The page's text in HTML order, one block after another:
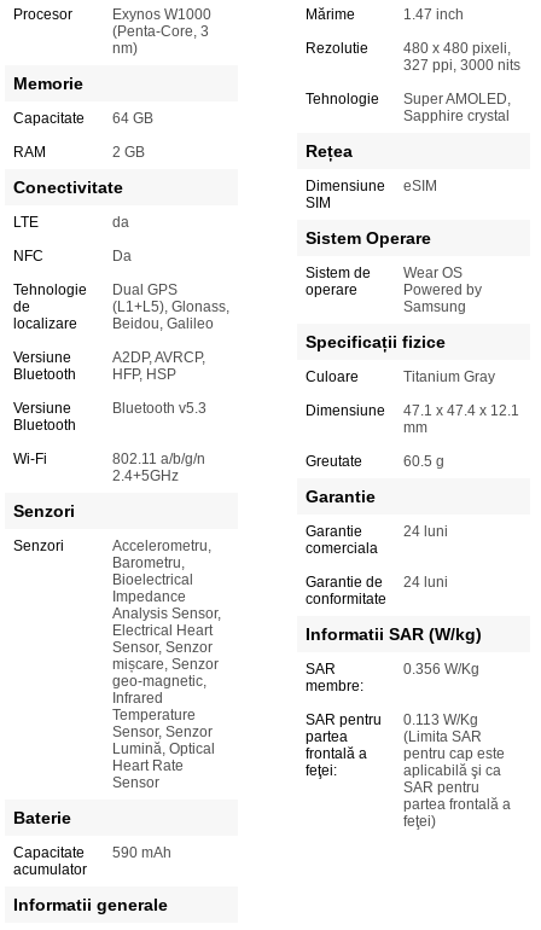
Procesor
Exynos W1000
(Penta-Core, 3
nm)
Memorie
Capacitate
64 GB
RAM
2 GB
Conectivitate
LTE
da
NFC
Da
Tehnologie
de
localizare
Dual GPS
(L1+L5), Glonass,
Beidou, Galileo
Versiune
Bluetooth
A2DP, AVRCP,
HFP, HSP
Versiune
Bluetooth
Bluetooth v5.3
Wi-Fi
802.11 a/b/g/n
2.4+5GHz
Senzori
Senzori
Accelerometru,
Barometru,
Bioelectrical
Impedance
Analysis Sensor,
Electrical Heart
Sensor, Senzor
mișcare, Senzor
geo-magnetic,
Infrared
Temperature
Sensor, Senzor
Lumină, Optical
Heart Rate
Sensor
Baterie
Capacitate
acumulator
590 mAh
Informatii generale
Mărime
1.47 inch
Rezolutie
480 x 480 pixeli,
327 ppi, 3000 nits
Tehnologie
Super AMOLED,
Sapphire crystal
Rețea
Dimensiune
SIM
eSIM
Sistem Operare
Sistem de
operare
Wear OS
Powered by
Samsung
Specificații fizice
Culoare
Titanium Gray
Dimensiune
47.1 x 47.4 x 12.1
mm
Greutate
60.5 g
Garantie
Garantie
comerciala
24 luni
Garantie de
conformitate
24 luni
Informatii SAR (W/kg)
SAR
membre:
0.356 W/Kg
SAR pentru
partea
frontală a
feţei:
0.113 W/Kg
(Limita SAR
pentru cap este
aplicabilă şi ca
SAR pentru
partea frontală a
feţei)